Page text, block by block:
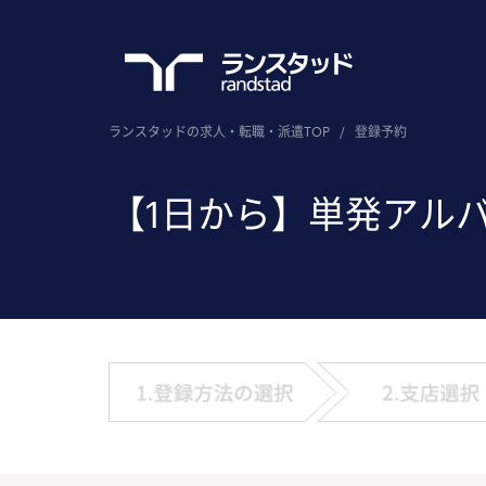
ランスタッドの求人・転職・派遣TOP / 登録予約
【1日から】単発アル